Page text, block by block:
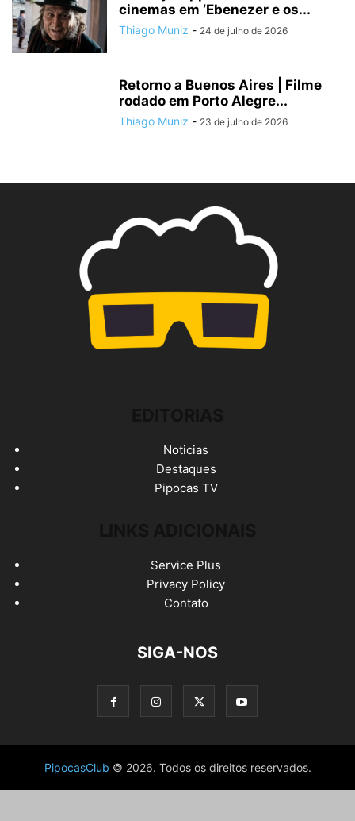
cinemas em ‘Ebenezer e os...
Thiago Muniz - 24 de julho de 2026
Retorno a Buenos Aires | Filme
rodado em Porto Alegre...
Thiago Muniz - 23 de julho de 2026
Noticias
Destaques
Pipocas TV
Service Plus
Privacy Policy
Contato
SIGA-NOS
PipocasClub © 2026. Todos os direitos reservados.